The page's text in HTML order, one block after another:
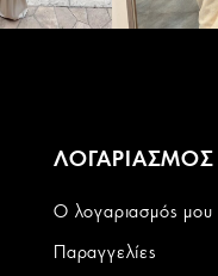
ΛΟΓΑΡΙΑΣΜΟΣ
Ο λογαριασμός μου
Παραγγελίες